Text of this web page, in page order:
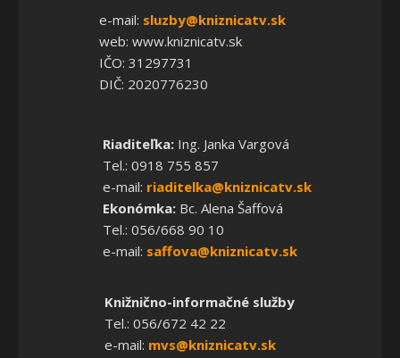
e-mail: sluzby@kniznicatv.sk
web: www.kniznicatv.sk
IČO: 31297731
DIČ: 2020776230
Riaditeľka:Ing. Janka Vargová
Tel.: 0918 755 857
e-mail: riaditelka@kniznicatv.sk
Ekonómka:Bc. Alena Šaffová
Tel.: 056/668 90 10
e-mail: saffova@kniznicatv.sk
Knižnično-informačné služby
Tel.: 056/672 42 22
e-mail: mvs@kniznicatv.sk